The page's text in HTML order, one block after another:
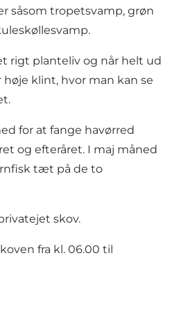
såsom tropetsvamp, grøn
rigt planteliv og når helt ud
høje klint, hvor man kan se
for at fange havørred
og efteråret. I maj måned
tæt på de to
skov.
fra kl. 06.00 til